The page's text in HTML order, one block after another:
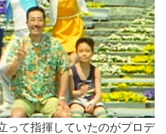
って指揮していたのがプロデ